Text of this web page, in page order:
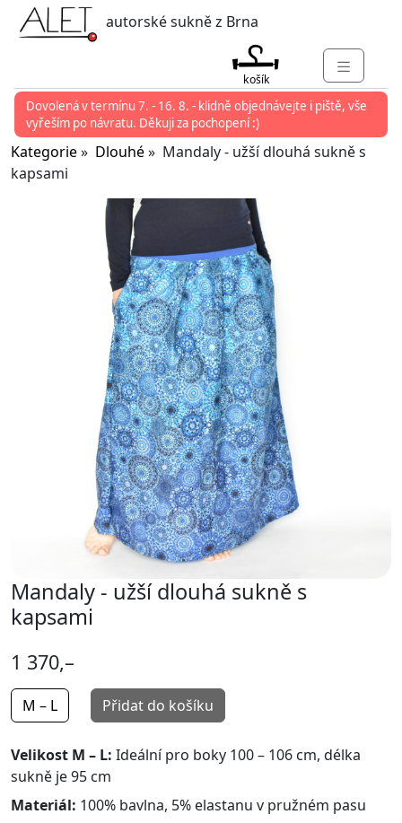
autorské sukně z Brna
košík
KATEGORIE
MARKETY
PŘIHLÁSIT
Dovolená v termínu 7. - 16. 8. - klidně objednávejte i piště, vše
vyřeším po návratu. Děkuji za pochopení :)
Kategorie» Dlouhé» Mandaly - užší dlouhá sukně s
kapsami
Mandaly - užší dlouhá sukně s
kapsami
1 370,–
M – L Přidat do košíku
Velikost M – L: Ideální pro boky 100 – 106 cm, délka
sukně je 95 cm
Materiál: 100% bavlna, 5% elastanu v pružném pasu